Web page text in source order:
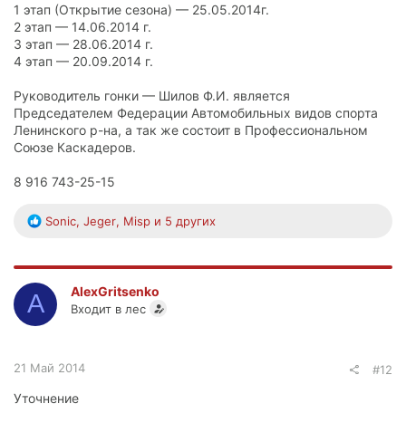
1 этап (Открытие сезона) — 25.05.2014г.
2 этап — 14.06.2014 г.
3 этап — 28.06.2014 г.
4 этап — 20.09.2014 г.
Руководитель гонки — Шилов Ф.И. является
Председателем Федерации Автомобильных видов спорта
Ленинского р-на, а так же состоит в Профессиональном
Союзе Каскадеров.
8 916 743-25-15
Р
к
ц
и
Sonic, Jeger, Misp и 5 других
A AlexGritsenko
Входит в лес
21 Май 2014 #12
Уточнение